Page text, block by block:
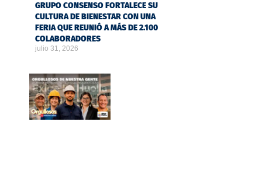
GRUPO CONSENSO FORTALECE SU
CULTURA DE BIENESTAR CON UNA
FERIA QUE REUNIÓ A MÁS DE 2.100
COLABORADORES
julio 31, 2026